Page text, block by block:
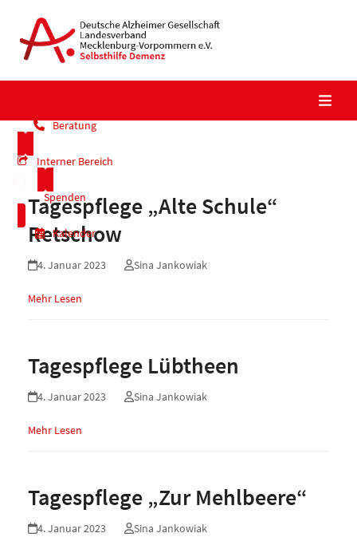
content
Beratung
Interner Bereich
Spenden
Kalender
Tagespflege „Alte Schule“
Retschow
4. Januar 2023 Sina Jankowiak
Mehr Lesen
Tagespflege Lübtheen
4. Januar 2023 Sina Jankowiak
Mehr Lesen
Tagespflege „Zur Mehlbeere“
4. Januar 2023 Sina Jankowiak